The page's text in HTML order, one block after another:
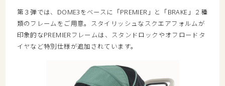
第３弾では、DOME3をベースに「PREMIER」と「BRAKE」２種
類のフレームをご用意。スタイリッシュなスクエアフォルムが
印象的なPREMIERフレームは、スタンドロックやオフロードタ
イヤなど特別仕様が追加されています。